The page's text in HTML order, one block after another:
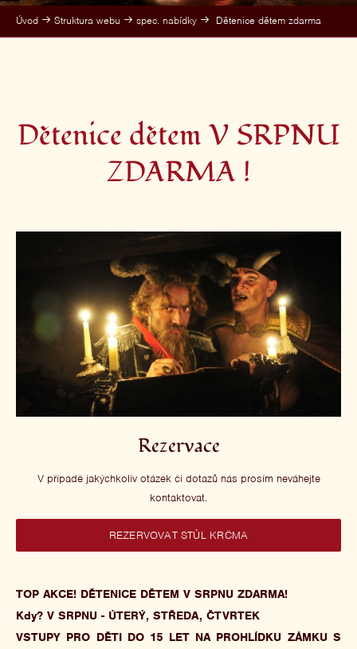
Úvod Struktura webu spec. nabídky Dětenice dětem zdarma
Dětenice dětem V SRPNU
ZDARMA !
Rezervace
V případě jakýchkoliv otázek či dotazů nás prosím neváhejte
kontaktovat.
REZERVOVAT STŮL KRČMA
TOP AKCE! DĚTENICE DĚTEM V SRPNU ZDARMA!
Kdy? V SRPNU - ÚTERÝ, STŘEDA, ČTVRTEK
VSTUPY PRO DĚTI DO 15 LET NA PROHLÍDKU ZÁMKU S